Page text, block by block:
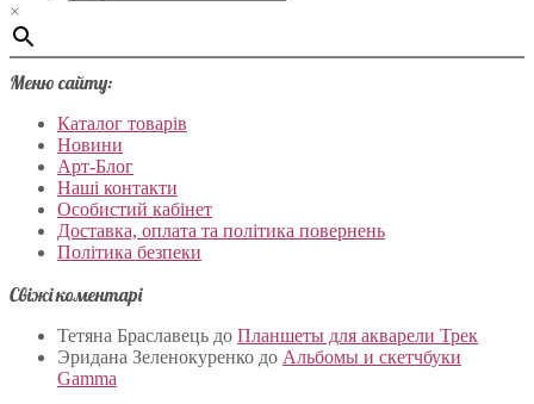
×
Меню сайту:
Каталог товарів
Новини
Арт-Блог
Наші контакти
Особистий кабінет
Доставка, оплата та політика повернень
Політика безпеки
Свіжі коментарі
Тетяна Браславець до Планшеты для акварели Трек
Эридана Зеленокуренко до Альбомы и скетчбуки
Gamma